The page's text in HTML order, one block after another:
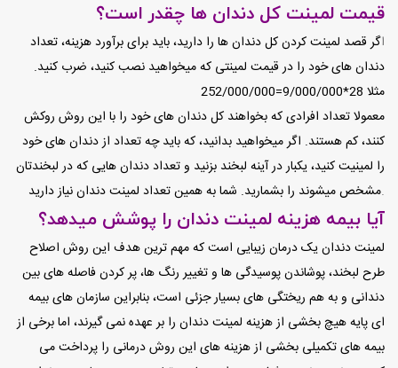
قیمت لمینت کل دندان ها چقدر است؟
اگر قصد لمینت کردن کل دندان ها را دارید، باید برای برآورد هزینه، تعداد
دندان های خود را در قیمت لمینتی که میخواهید نصب کنید، ضرب کنید.
مثلا 28*9/000/000=252/000/000
معمولا تعداد افرادی که بخواهند کل دندان های خود را با این روش روکش
کنند، کم هستند. اگر میخواهید بدانید، که باید چه تعداد از دندان های خود
را لمینیت کنید، یکبار در آینه لبخند بزنید و تعداد دندان هایی که در لبخندتان
مشخص میشوند را بشمارید. شما به همین تعداد لمینت دندان نیاز دارید .
آیا بیمه هزینه لمینت دندان را پوشش میدهد؟
لمینت دندان یک درمان زیبایی است که مهم ترین هدف این روش اصلاح
طرح لبخند، پوشاندن پوسیدگی ها و تغییر رنگ ها، پر کردن فاصله های بین
دندانی و به هم ریختگی های بسیار جزئی است، بنابراین سازمان های بیمه
ای پایه هیچ بخشی از هزینه لمینت دندان را بر عهده نمی گیرند، اما برخی از
بیمه های تکمیلی بخشی از هزینه های این روش درمانی را پرداخت می